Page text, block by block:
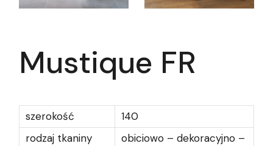
Mustique FR
szerokość
140
rodzaj tkaniny
obiciowo – dekoracyjno –